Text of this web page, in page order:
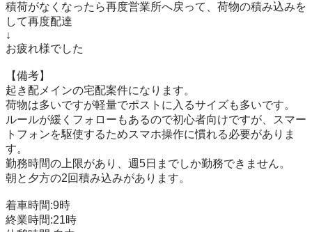
積荷がなくなったら再度営業所へ戻って、荷物の積み込みを
して再度配達
↓
お疲れ様でした
【備考】
起き配メインの宅配案件になります。
荷物は多いですが軽量でポストに入るサイズも多いです。
ルールが緩くフォローもあるので初心者向けですが、スマー
トフォンを駆使するためスマホ操作に慣れる必要がありま
す。
勤務時間の上限があり、週5日までしか勤務できません。
朝と夕方の2回積み込みがあります。
着車時間:9時
終業時間:21時